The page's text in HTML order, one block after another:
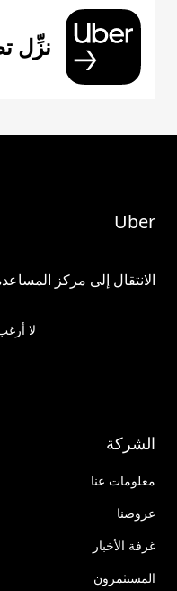
نزِّل
Uber
الانتقال إلى مركز
لا
الشركة
معلومات عنا
عروضنا
غرفة الأخبار
المستثمرون